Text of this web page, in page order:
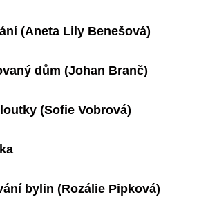
(Aneta Lily Benešová)
dům (Johan Branč)
(Sofie Vobrová)
bylin (Rozálie Pipková)